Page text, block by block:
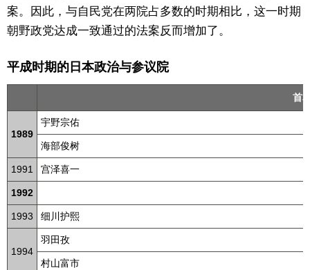
案。因此，与自民党在两院占多数的时期相比，这一时期
朝野政党达成一致通过的法案反而增加了。
平成时期的日本政治与参议院
首
1989
宇野宗佑
海部俊树
1991 宫泽喜一
1992
1993 细川护熙
1994
羽田孜
村山富市